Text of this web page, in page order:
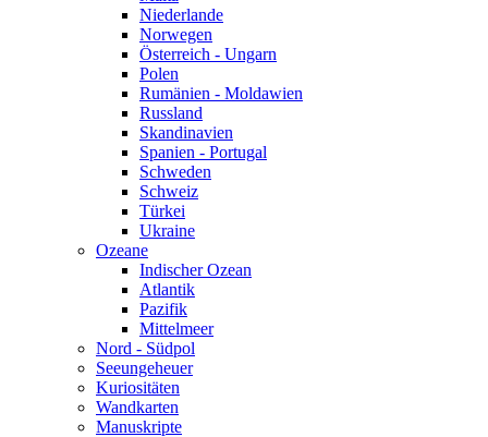
Niederlande
Norwegen
Österreich - Ungarn
Polen
Rumänien - Moldawien
Russland
Skandinavien
Spanien - Portugal
Schweden
Schweiz
Türkei
Ukraine
Ozeane
Indischer Ozean
Atlantik
Pazifik
Mittelmeer
Nord - Südpol
Seeungeheuer
Kuriositäten
Wandkarten
Manuskripte